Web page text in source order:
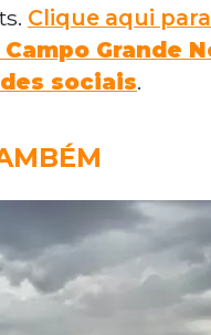
Clique aqui
Grande
sociais.